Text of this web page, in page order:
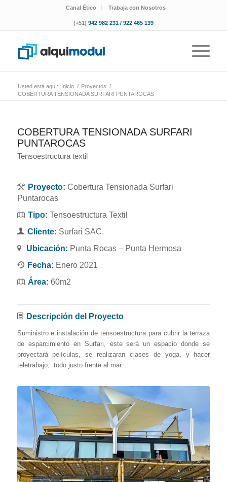
Canal Ético Trabaja con Nosotros
(+51) 942 982 231 / 922 465 139
Usted está aquí: Inicio / Proyectos /
COBERTURA TENSIONADA SURFARI PUNTAROCAS
COBERTURA TENSIONADA SURFARI
PUNTAROCAS
Tensoestructura textil
Proyecto: Cobertura Tensionada Surfari
Puntarocas
Tipo: Tensoestructura Textil
Cliente: Surfari SAC.
Ubicación: Punta Rocas – Punta Hermosa
Fecha: Enero 2021
Área:60m2
Descripción del Proyecto
Suministro e instalación de tensoestructura para cubrir la terraza
de esparcimiento en Surfari, este será un espacio donde se
proyectará películas, se realizaran clases de yoga, y hacer
teletrabajo, todo justo frente al mar.